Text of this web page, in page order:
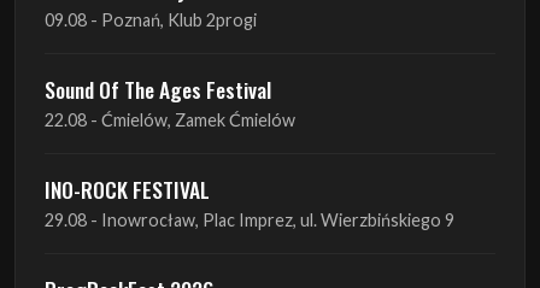
22.08 - Ćmielów, Zamek Ćmielów
INO-ROCK FESTIVAL
29.08 - Inowrocław, Plac Imprez, ul. Wierzbińskiego 9
ProgRockFest 2026